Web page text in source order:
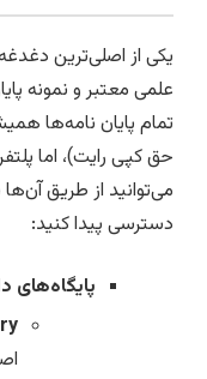
یکی از اصلی‌ترین
علمی معتبر و نمونه
تمام پایان نامه‌ها
حق کپی رایت)، اما
می‌توانید از طریق
دسترسی پیدا کنید:
پایگاه‌های